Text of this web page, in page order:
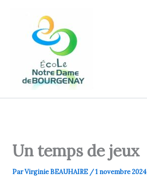
Un temps de jeux
ParVirginie BEAUHAIRE /1 novembre 2024